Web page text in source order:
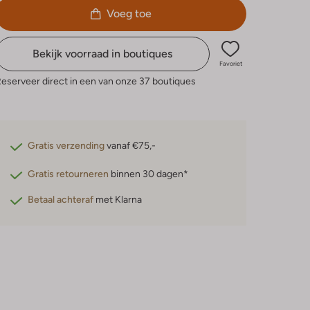
Voeg toe
Bekijk voorraad in boutiques
Favoriet
direct in een van onze 37 boutiques
Gratis verzendingvanaf €75,-
Gratis retourneren binnen 30 dagen*
Betaal achteraf met Klarna